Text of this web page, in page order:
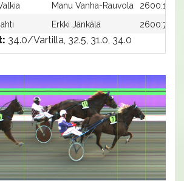
Manu Vanha-Rauvola
2600:10
Erkki Jänkälä 2600:7
34.0/Vartilla, 32.5, 31.0, 34.0